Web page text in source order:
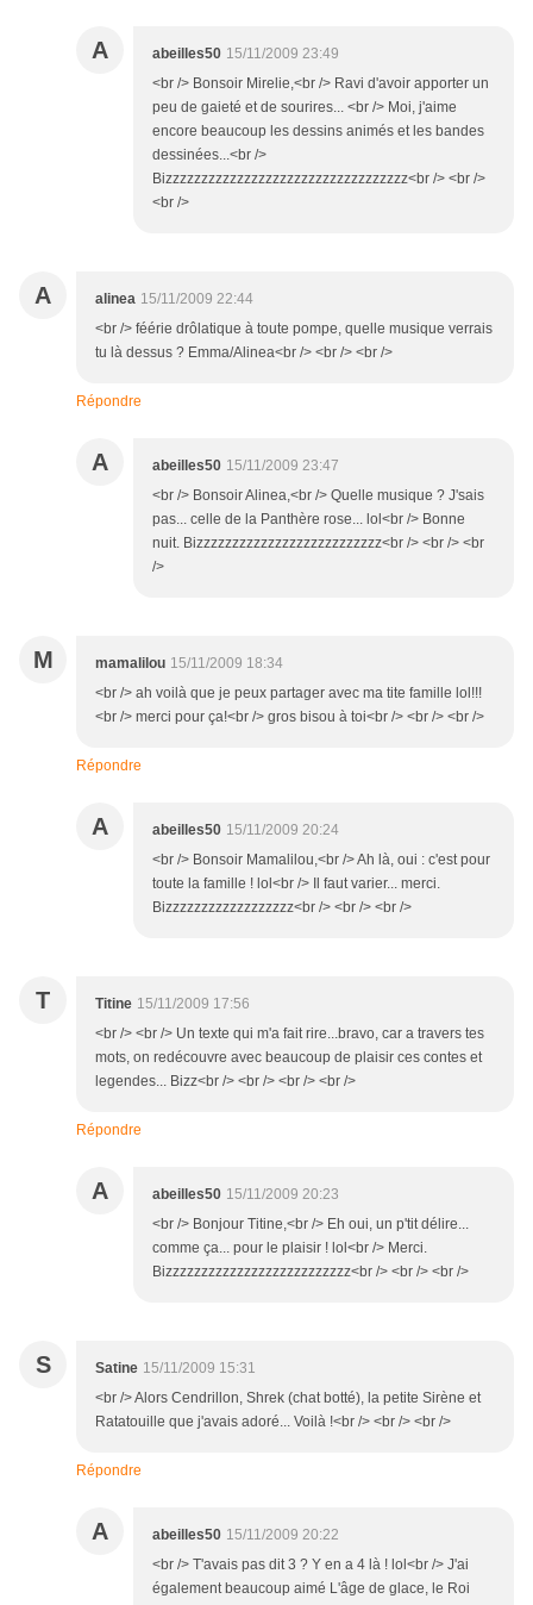
A abeilles50 15/11/2009 23:49
<br /> Bonsoir Mirelie,<br /> Ravi d'avoir apporter un
peu de gaieté et de sourires... <br /> Moi, j'aime
encore beaucoup les dessins animés et les bandes
dessinées...<br />
Bizzzzzzzzzzzzzzzzzzzzzzzzzzzzzzzzzz<br /> <br />
<br />
A alinea 15/11/2009 22:44
<br /> féérie drôlatique à toute pompe, quelle musique verrais
tu là dessus ? Emma/Alinea<br /> <br /> <br />
Répondre
A abeilles50 15/11/2009 23:47
<br /> Bonsoir Alinea,<br /> Quelle musique ? J'sais
pas... celle de la Panthère rose... lol<br /> Bonne
nuit. Bizzzzzzzzzzzzzzzzzzzzzzzzzz<br /> <br /> <br
/>
M mamalilou 15/11/2009 18:34
<br /> ah voilà que je peux partager avec ma tite famille lol!!!
<br /> merci pour ça!<br /> gros bisou à toi<br /> <br /> <br />
Répondre
A abeilles50 15/11/2009 20:24
<br /> Bonsoir Mamalilou,<br /> Ah là, oui : c'est pour
toute la famille ! lol<br /> Il faut varier... merci.
Bizzzzzzzzzzzzzzzzzz<br /> <br /> <br />
T Titine 15/11/2009 17:56
<br /> <br /> Un texte qui m'a fait rire...bravo, car a travers tes
mots, on redécouvre avec beaucoup de plaisir ces contes et
legendes... Bizz<br /> <br /> <br /> <br />
Répondre
A abeilles50 15/11/2009 20:23
<br /> Bonjour Titine,<br /> Eh oui, un p'tit délire...
comme ça... pour le plaisir ! lol<br /> Merci.
Bizzzzzzzzzzzzzzzzzzzzzzzzzz<br /> <br /> <br />
S Satine 15/11/2009 15:31
<br /> Alors Cendrillon, Shrek (chat botté), la petite Sirène et
Ratatouille que j'avais adoré... Voilà !<br /> <br /> <br />
Répondre
A abeilles50 15/11/2009 20:22
<br /> T'avais pas dit 3 ? Y en a 4 là ! lol<br /> J'ai
également beaucoup aimé L'âge de glace, le Roi